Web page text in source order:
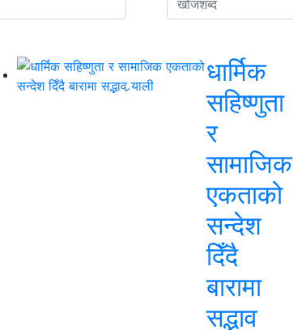
धार्मिक
सहिष्णुता
र
सामाजिक
एकताको
सन्देश
दिँदै
बारामा
सद्भाव